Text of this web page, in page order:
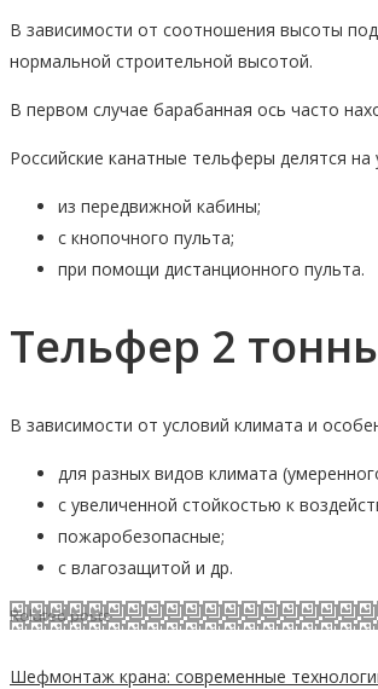
В зависимости от соотношения высоты
нормальной строительной высотой.
В первом случае барабанная ось часто
Российские канатные тельферы делятся
из передвижной кабины;
с кнопочного пульта;
при помощи дистанционного пульта.
Тельфер 2
В зависимости от условий климата и
для разных видов климата
с увеличенной стойкостью к
пожаробезопасные;
с влагозащитой и др.
Related posts
Шефмонтаж крана: современные